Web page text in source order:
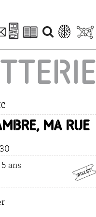
ma rue
ans